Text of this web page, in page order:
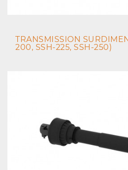
TRANSMISSION
200, SSH-225, SSH-250)